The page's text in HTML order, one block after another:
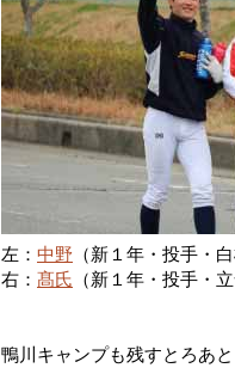
左： 中野 （新１年・投手・
右： 髙氏 （新１年・投手・
鴨川キャンプも残すとろあ